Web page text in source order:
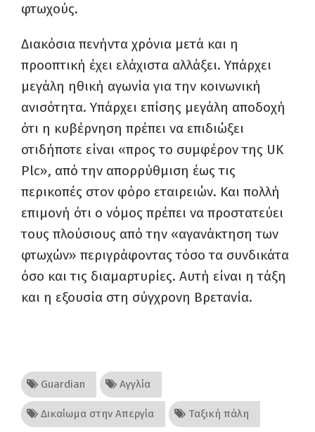
φτωχούς.
Διακόσια πενήντα χρόνια μετά και η
προοπτική έχει ελάχιστα αλλάξει. Υπάρχει
μεγάλη ηθική αγωνία για την κοινωνική
ανισότητα. Υπάρχει επίσης μεγάλη αποδοχή
ότι η κυβέρνηση πρέπει να επιδιώξει
οτιδήποτε είναι «προς το συμφέρον της UK
Plc», από την απορρύθμιση έως τις
περικοπές στον φόρο εταιρειών. Και πολλή
επιμονή ότι ο νόμος πρέπει να προστατεύει
τους πλούσιους από την «αγανάκτηση των
φτωχών» περιγράφοντας τόσο τα συνδικάτα
όσο και τις διαμαρτυρίες. Αυτή είναι η τάξη
και η εξουσία στη σύγχρονη Βρετανία.
Guardian Αγγλία
Δικαίωμα στην Απεργία Ταξική πάλη